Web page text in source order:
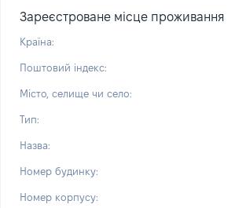
Зареєстроване місце проживання
Країна:
Поштовий індекс:
Місто, селище чи село:
Тип:
Назва:
Номер будинку:
Номер корпусу: